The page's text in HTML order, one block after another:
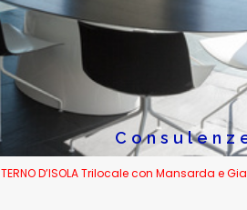
TERNO D’ISOLA Trilocale con Mansarda e